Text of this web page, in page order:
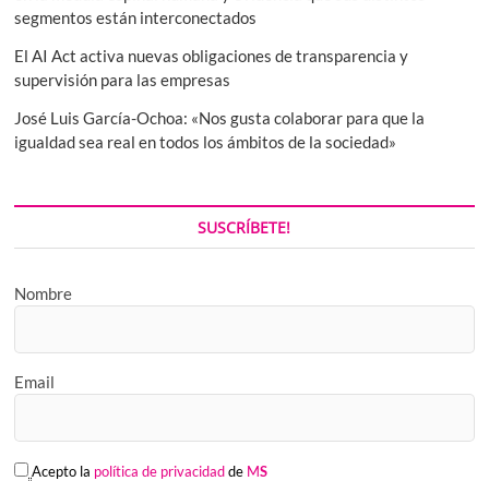
segmentos están interconectados
El AI Act activa nuevas obligaciones de transparencia y
supervisión para las empresas
José Luis García-Ochoa: «Nos gusta colaborar para que la
igualdad sea real en todos los ámbitos de la sociedad»
SUSCRÍBETE!
Nombre
Email
Acepto la política de privacidadde MS